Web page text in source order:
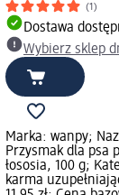
(1)
Dostawa
Wybierz sklep
Marka: wanpy;
Przysmak dla psa
łososia, 100 g;
karma